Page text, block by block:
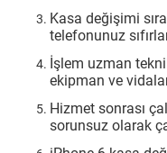
Kasa değişimi
telefonunuz
İşlem uzman
ekipman ve
Hizmet sonrası
sorunsuz olarak